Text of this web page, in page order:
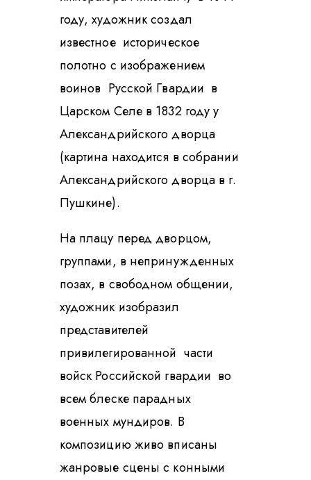
году, художник создал
известное историческое
полотно с изображением
воинов Русской Гвардии в
Царском Селе в 1832 году у
Александрийского дворца
(картина находится в собрании
Александрийского дворца в г.
Пушкине).
На плацу перед дворцом,
группами, в непринужденных
позах, в свободном общении,
художник изобразил
представителей
привилегированной части
войск Российской гвардии во
всем блеске парадных
военных мундиров. В
композицию живо вписаны
жанровые сцены с конными